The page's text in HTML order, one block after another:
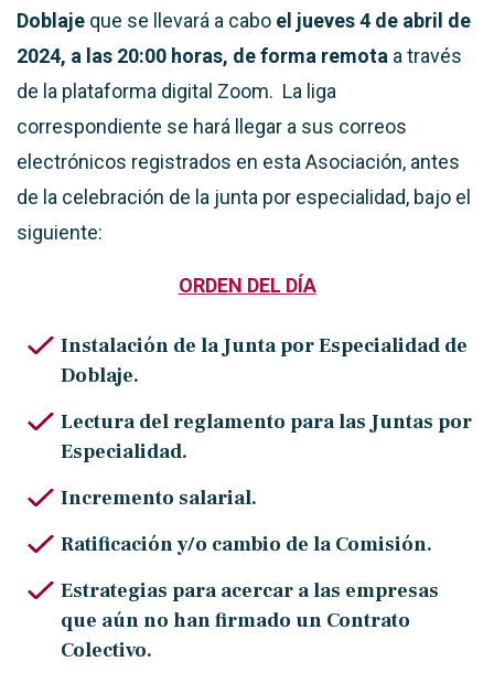
Doblaje que se llevará a cabo el jueves 4 de abril de
2024, a las 20:00 horas, de forma remota a través
de la plataforma digital Zoom. La liga
correspondiente se hará llegar a sus correos
electrónicos registrados en esta Asociación, antes
de la celebración de la junta por especialidad, bajo el
siguiente:
ORDEN DEL DÍA
Instalación de la Junta por Especialidad de
Doblaje.
Lectura del reglamento para las Juntas por
Especialidad.
Incremento salarial.
Ratificación y/o cambio de la Comisión.
Estrategias para acercar a las empresas
que aún no han firmado un Contrato
Colectivo.